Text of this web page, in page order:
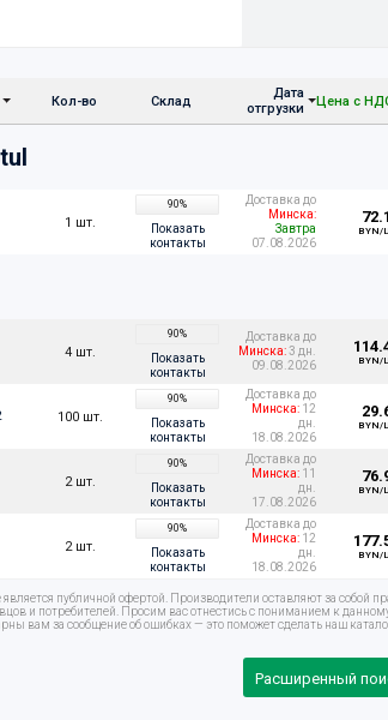
Кол-во Склад
Дата
отгрузки
Цена с
1 шт.
90%
Показать
контакты
Доставка до
Минска:
Завтра
07.08.2026
BYN/
4 шт.
90%
Показать
контакты
Доставка до
Минска:3 дн.
09.08.2026
BYN/
100 шт.
90%
Показать
контакты
Доставка до
Минска: 12
дн.
18.08.2026
BYN/
2 шт.
90%
Показать
контакты
Доставка до
Минска: 11
дн.
17.08.2026
BYN/
2 шт.
90%
Показать
контакты
Доставка до
Минска: 12
дн.
18.08.2026
BYN/
публичной офертой. Производители оставляют за собой
и потребителей. Просим вас отнестись с пониманием к
вам за сообщение об ошибках — это поможет сделать наш
Расширенный